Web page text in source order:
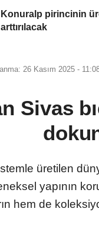
Konuralp pirincinin
arttırılacak
26 Kasım 2025 -
Sivas
üretilen
yapının
hem de